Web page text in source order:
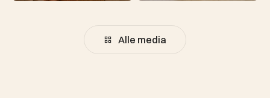
Alle media